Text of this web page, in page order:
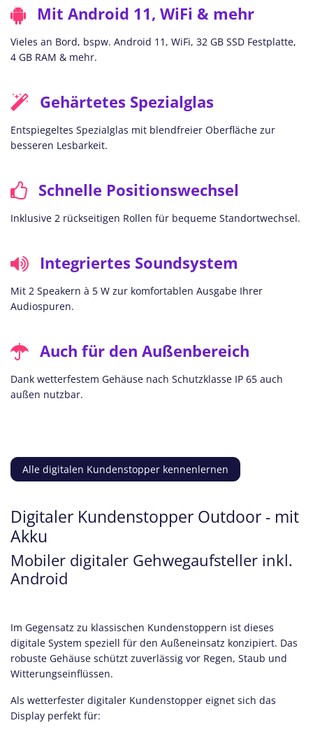
Mit Android 11, WiFi & mehr
Vieles an Bord, bspw. Android 11, WiFi, 32 GB SSD Festplatte,
4 GB RAM & mehr.
Gehärtetes Spezialglas
Entspiegeltes Spezialglas mit blendfreier Oberfläche zur
besseren Lesbarkeit.
Schnelle Positionswechsel
Inklusive 2 rückseitigen Rollen für bequeme Standortwechsel.
Integriertes Soundsystem
Mit 2 Speakern à 5 W zur komfortablen Ausgabe Ihrer
Audiospuren.
Auch für den Außenbereich
Dank wetterfestem Gehäuse nach Schutzklasse IP 65 auch
außen nutzbar.
Alle digitalen Kundenstopper kennenlernen
Digitaler Kundenstopper Outdoor - mit
Akku
Mobiler digitaler Gehwegaufsteller inkl.
Android
Im Gegensatz zu klassischen Kundenstoppern ist dieses
digitale System speziell für den Außeneinsatz konzipiert. Das
robuste Gehäuse schützt zuverlässig vor Regen, Staub und
Witterungseinflüssen.
Als wetterfester digitaler Kundenstopper eignet sich das
Display perfekt für: